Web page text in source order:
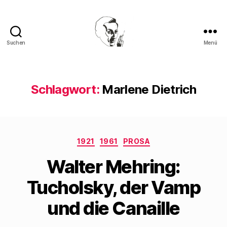
Suchen Menü
Schlagwort: Marlene Dietrich
Kategorien
1921 1961 PROSA
Walter Mehring:
Tucholsky, der Vamp
und die Canaille